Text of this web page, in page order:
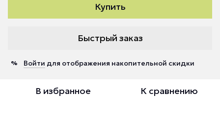
Купить
Быстрый заказ
% Войти для отображения накопительной скидки
В избранное К сравнению